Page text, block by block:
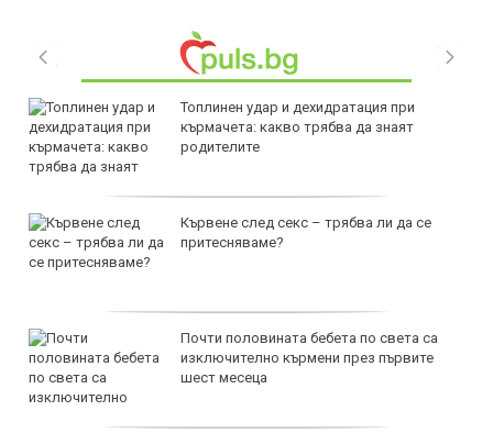
Топлинен удар и дехидратация при
кърмачета: какво трябва да знаят
родителите
Кървене след секс – трябва ли да се
притесняваме?
Почти половината бебета по света са
изключително кърмени през първите
шест месеца